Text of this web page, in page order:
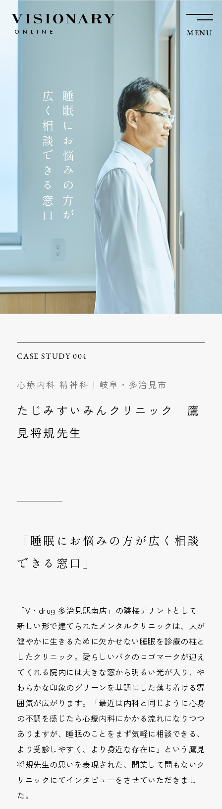
MENU
睡眠にお悩みの方が
広く相談できる窓口
CASE STUDY 004
心療内科 精神科 | 岐阜・多治見市
たじみすいみんクリニック 鷹
見将規先生
「睡眠にお悩みの方が広く相談
できる窓口」
「V・drug 多治見駅南店」の隣接テナントとして
新しい形で建てられたメンタルクリニックは、人が
健やかに生きるために欠かせない睡眠を診療の柱と
したクリニック。愛らしいバクのロゴマークが迎え
てくれる院内には大きな窓から明るい光が入り、や
わらかな印象のグリーンを基調にした落ち着ける雰
囲気が広がります。「最近は内科と同じように心身
の不調を感じたら心療内科にかかる流れになりつつ
ありますが、睡眠のことをまず気軽に相談できる、
より受診しやすく、より身近な存在に」という鷹見
将規先生の思いを表現された、開業して間もないク
リニックにてインタビューをさせていただきまし
た。